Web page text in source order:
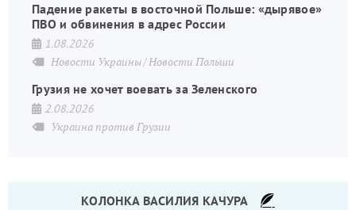
Падение ракеты в восточной Польше: «дырявое»
ПВО и обвинения в адрес России
1.08.2026
Новости Украины Новости Польши
Грузия не хочет воевать за Зеленского
2.08.2026
Украина против Грузии
КОЛОНКА ВАСИЛИЯ КАЧУРА